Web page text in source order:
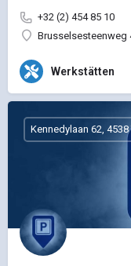
+32 (2) 454 85 10
Brusselsesteenweg
Werkstätten
Kennedylaan 62,